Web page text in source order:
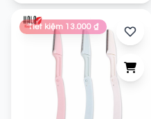
Tiết kiệm 13.000 ₫